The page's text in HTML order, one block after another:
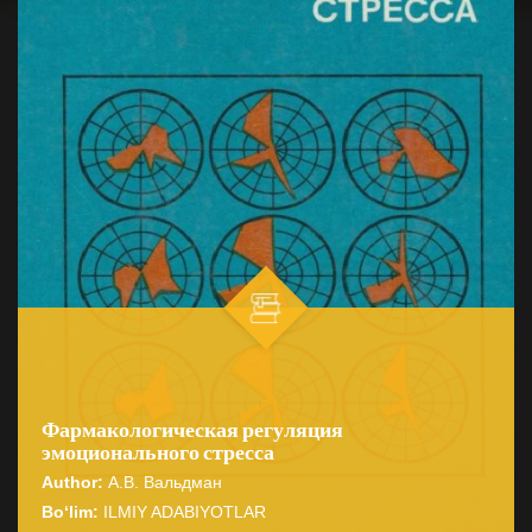
Фармакологическая регуляция
эмоционального стресса
Author: А.В. Вальдман
Bo‘lim: ILMIY ADABIYOTLAR